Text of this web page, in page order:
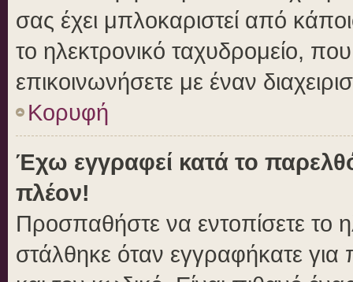
σας έχει μπλοκαριστεί από
το ηλεκτρονικό ταχυδρομείο,
επικοινωνήσετε με έναν
Κορυφή
Έχω εγγραφεί κατά το
πλέον!
Προσπαθήστε να εντοπίσετε το
στάλθηκε όταν εγγραφήκατε